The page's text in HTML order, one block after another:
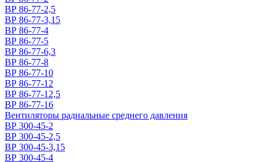
ВР 86-77-2,5
ВР 86-77-3,15
ВР 86-77-4
ВР 86-77-5
ВР 86-77-6,3
ВР 86-77-8
ВР 86-77-10
ВР 86-77-12
ВР 86-77-12,5
ВР 86-77-16
Вентиляторы радиальные среднего давления
ВР 300-45-2
ВР 300-45-2,5
ВР 300-45-3,15
ВР 300-45-4